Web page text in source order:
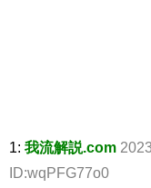
1: 我流解説.com
ID:wqPFG77o0